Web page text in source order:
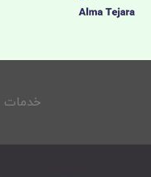
خدمات